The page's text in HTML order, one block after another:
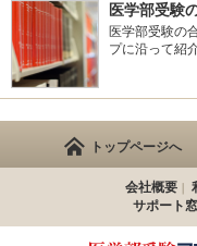
医学部受験
医学部受験の
プに沿って紹
トップページへ
会社概要
サポート